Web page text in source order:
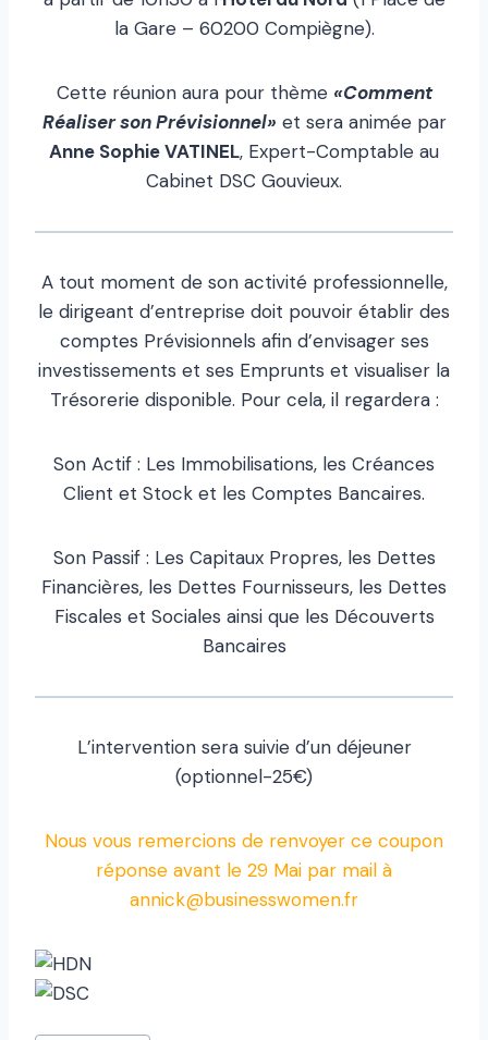
la Gare – 60200 Compiègne).
Cette réunion aura pour thème «Comment
Réaliser son Prévisionnel» et sera animée par
Anne Sophie VATINEL, Expert-Comptable au
Cabinet DSC Gouvieux.
A tout moment de son activité professionnelle,
le dirigeant d’entreprise doit pouvoir établir des
comptes Prévisionnels afin d’envisager ses
investissements et ses Emprunts et visualiser la
Trésorerie disponible. Pour cela, il regardera :
Son Actif : Les Immobilisations, les Créances
Client et Stock et les Comptes Bancaires.
Son Passif : Les Capitaux Propres, les Dettes
Financières, les Dettes Fournisseurs, les Dettes
Fiscales et Sociales ainsi que les Découverts
Bancaires
L’intervention sera suivie d’un déjeuner
(optionnel-25€)
Nous vous remercions de renvoyer ce coupon
réponse avant le 29 Mai par mail à
annick@businesswomen.fr